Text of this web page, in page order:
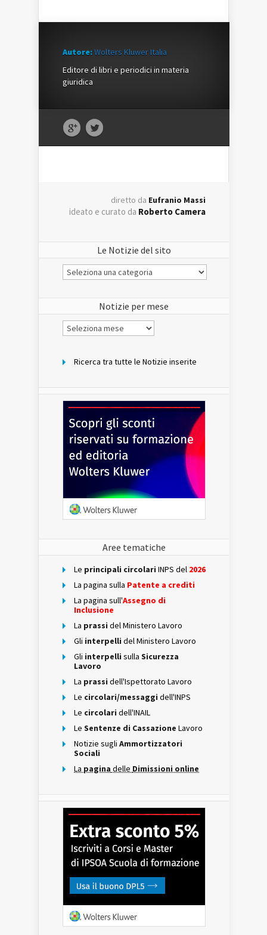
Autore:Wolters Kluwer Italia
Editore di libri e periodici in materia
giuridica
diretto da Eufranio Massi
ideato e curato da Roberto Camera
Le Notizie del sito
Le
Notizie
Notizie per mese
Notizie
per
Ricerca tra tutte le Notizie inserite
Aree tematiche
Le principali circolari INPS del 2026
La pagina sulla Patente a crediti
La pagina sull'Assegno di
Inclusione
La prassi del Ministero Lavoro
Gli interpelli del Ministero Lavoro
Gli interpelli sulla Sicurezza
Lavoro
La prassi dell'Ispettorato Lavoro
Le circolari/messaggi dell'INPS
Le circolari dell'INAIL
Le Sentenze di Cassazione Lavoro
Notizie sugli Ammortizzatori
Sociali
La pagina delle Dimissioni online